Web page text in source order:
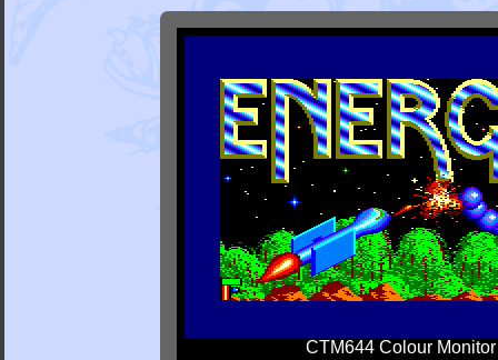
CTM644 Colour Monitor